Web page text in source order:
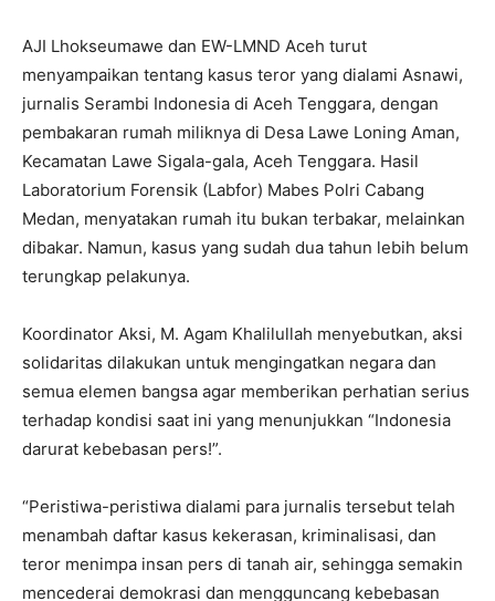
AJI Lhokseumawe dan EW-LMND Aceh turut
menyampaikan tentang kasus teror yang dialami Asnawi,
jurnalis Serambi Indonesia di Aceh Tenggara, dengan
pembakaran rumah miliknya di Desa Lawe Loning Aman,
Kecamatan Lawe Sigala-gala, Aceh Tenggara. Hasil
Laboratorium Forensik (Labfor) Mabes Polri Cabang
Medan, menyatakan rumah itu bukan terbakar, melainkan
dibakar. Namun, kasus yang sudah dua tahun lebih belum
terungkap pelakunya.
Koordinator Aksi, M. Agam Khalilullah menyebutkan, aksi
solidaritas dilakukan untuk mengingatkan negara dan
semua elemen bangsa agar memberikan perhatian serius
terhadap kondisi saat ini yang menunjukkan “Indonesia
darurat kebebasan pers!”.
“Peristiwa-peristiwa dialami para jurnalis tersebut telah
menambah daftar kasus kekerasan, kriminalisasi, dan
teror menimpa insan pers di tanah air, sehingga semakin
mencederai demokrasi dan mengguncang kebebasan